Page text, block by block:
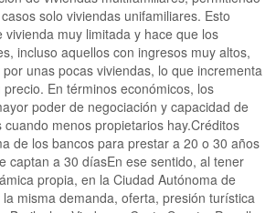
solo viviendas unifamiliares. Esto
muy limitada y hace que los
incluso aquellos con ingresos muy altos,
unas pocas viviendas, lo que incrementa
En términos económicos, los
poder de negociación y capacidad de
menos propietarios hay.Créditos
de los bancos para prestar a 20 o 30 años
captan a 30 díasEn ese sentido, al tener
propia, en la Ciudad Autónoma de
misma demanda, oferta, presión turística